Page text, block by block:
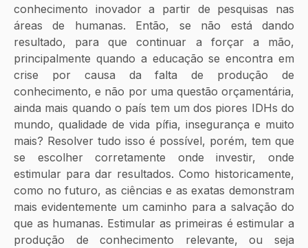
conhecimento inovador a partir de pesquisas nas
áreas de humanas. Então, se não está dando
resultado, para que continuar a forçar a mão,
principalmente quando a educação se encontra em
crise por causa da falta de produção de
conhecimento, e não por uma questão orçamentária,
ainda mais quando o país tem um dos piores IDHs do
mundo, qualidade de vida pífia, insegurança e muito
mais? Resolver tudo isso é possível, porém, tem que
se escolher corretamente onde investir, onde
estimular para dar resultados. Como historicamente,
como no futuro, as ciências e as exatas demonstram
mais evidentemente um caminho para a salvação do
que as humanas. Estimular as primeiras é estimular a
produção de conhecimento relevante, ou seja